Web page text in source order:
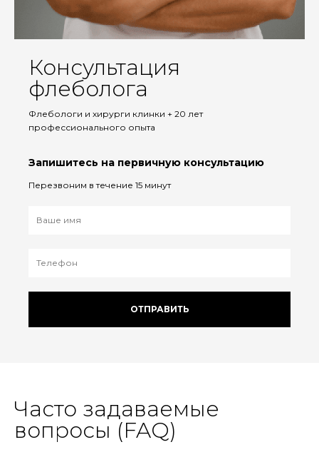
Консультация
флеболога
Флебологи и хирурги клинки + 20 лет
профессионального опыта
Запишитесь на первичную консультацию
Перезвоним в течение 15 минут
ОТПРАВИТЬ
Часто задаваемые
вопросы (FAQ)